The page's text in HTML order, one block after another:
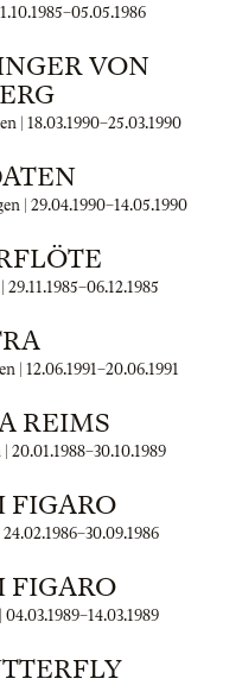
–05.05.1986
VON
| 18.03.1990–25.03.1990
| 29.04.1990–14.05.1990
29.11.1985–06.12.1985
| 12.06.1991–20.06.1991
REIMS
20.01.1988–30.10.1989
FIGARO
24.02.1986–30.09.1986
FIGARO
04.03.1989–14.03.1989